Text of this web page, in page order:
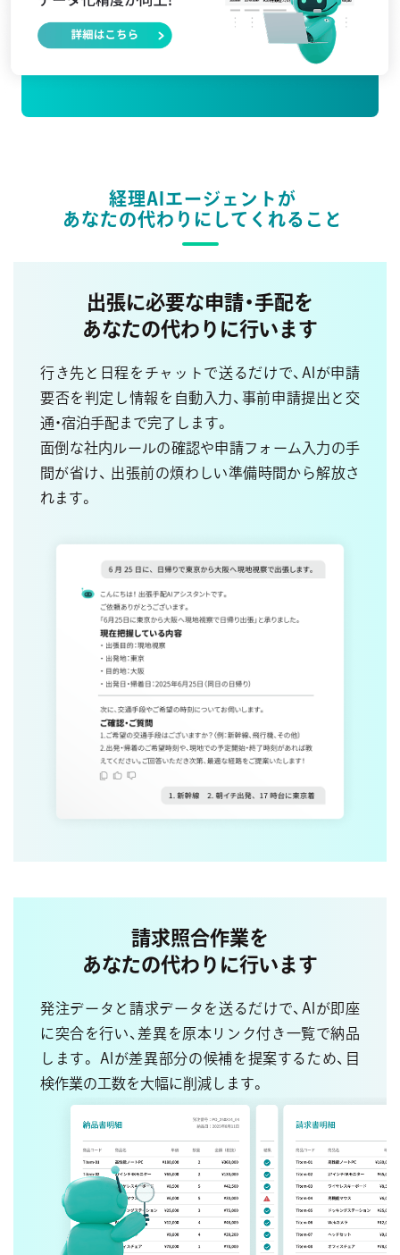
経理AIエージェントが
あなたの代わりにしてくれること
出張に必要な申請・手配を
あなたの代わりに行います
行き先と日程をチャットで送るだけで、AIが申請
要否を判定 し情報を自動入力、事前申請提出と交
通・宿泊手配まで完了 します。
面倒な社内ルールの確認や申請フォーム入力の手
間が省け、
出張前の煩わしい準備時間から解放さ
れます。
請求照合作業を
あなたの代わりに行います
発注データと請求データを送るだけで、 AIが即座
に突合を行い、差異を原本リンク付き一覧で納品
します。 AIが差異部分の候補を提案するため、目
検作業の工数を大幅に削減します。